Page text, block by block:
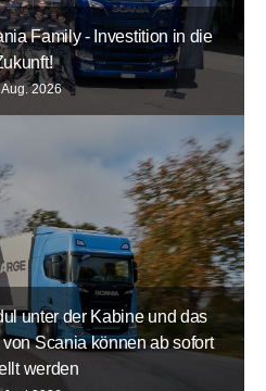
Family - Investition in die
2026
unter der Kabine und das
Scania können ab sofort
werden